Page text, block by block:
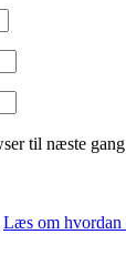
til næste
Læs om hvordan